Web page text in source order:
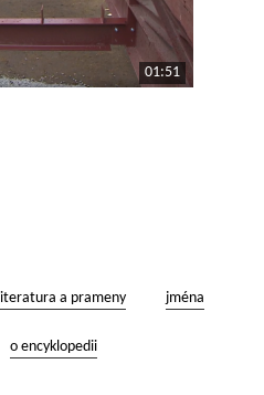
01:51
literatura a prameny jména
o encyklopedii